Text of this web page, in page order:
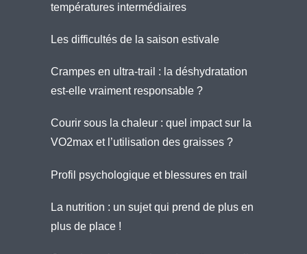
températures intermédiaires
Les difficultés de la saison estivale
Crampes en ultra-trail : la déshydratation
est-elle vraiment responsable ?
Courir sous la chaleur : quel impact sur la
VO2max et l’utilisation des graisses ?
Profil psychologique et blessures en trail
La nutrition : un sujet qui prend de plus en
plus de place !